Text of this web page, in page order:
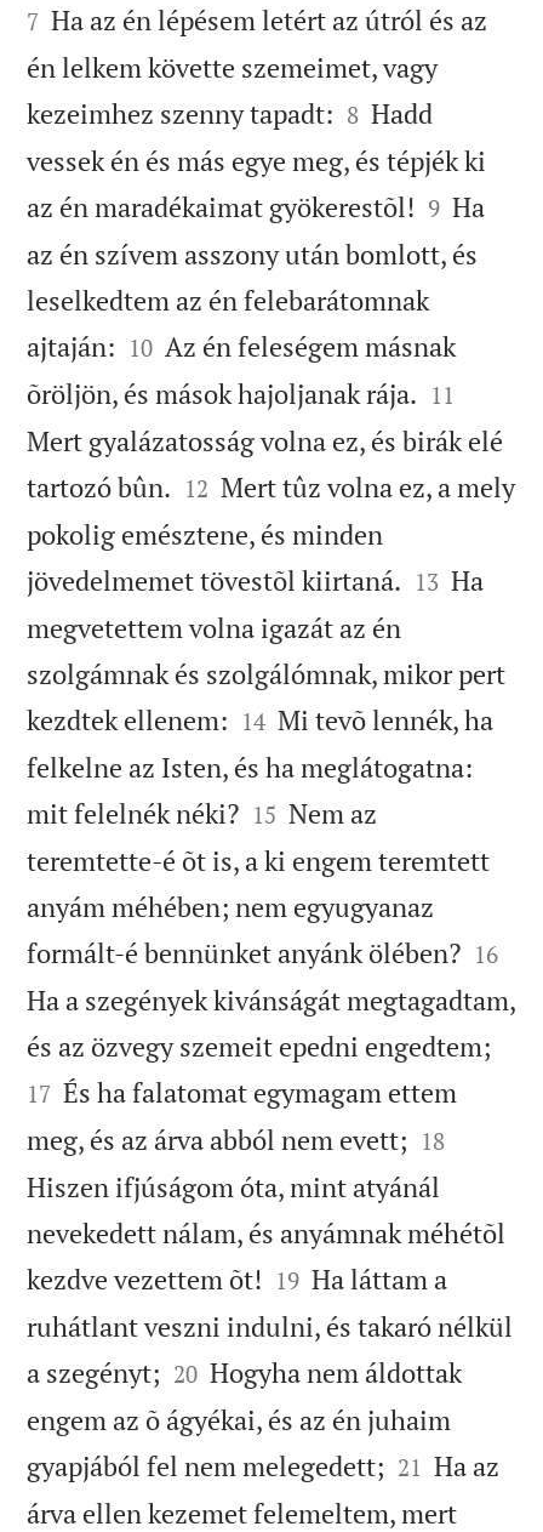
7 Ha az én lépésem letért az útról és az
én lelkem követte szemeimet, vagy
kezeimhez szenny tapadt: 

8 Hadd
vessek én és más egye meg, és tépjék ki
az én maradékaimat gyökerestõl! 

9 Ha
az én szívem asszony után bomlott, és
leselkedtem az én felebarátomnak
ajtaján: 

10 Az én feleségem másnak
õröljön, és mások hajoljanak rája. 

11
Mert gyalázatosság volna ez, és birák elé
tartozó bûn. 

12 Mert tûz volna ez, a mely
pokolig emésztene, és minden
jövedelmemet tövestõl kiirtaná. 

13 Ha
megvetettem volna igazát az én
szolgámnak és szolgálómnak, mikor pert
kezdtek ellenem: 

14 Mi tevõ lennék, ha
felkelne az Isten, és ha meglátogatna:
mit felelnék néki?
15 Nem az
teremtette-é õt is, a ki engem teremtett
anyám méhében; nem egyugyanaz
formált-é bennünket anyánk ölében?
16
Ha a szegények kivánságát megtagadtam,
és az özvegy szemeit epedni engedtem;
17 És ha falatomat egymagam ettem
meg, és az árva abból nem evett; 

18
Hiszen ifjúságom óta, mint atyánál
nevekedett nálam, és anyámnak méhétõl
kezdve vezettem õt! 

19 Ha láttam a
ruhátlant veszni indulni, és takaró nélkül
a szegényt; 

20 Hogyha nem áldottak
engem az õ ágyékai, és az én juhaim
gyapjából fel nem melegedett; 

21 Ha az
árva ellen kezemet felemeltem, mert